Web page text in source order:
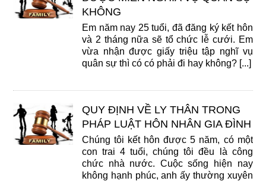
KHÔNG
Em năm nay 25 tuổi, đã đăng ký kết hôn
và 2 tháng nữa sẽ tổ chức lễ cưới. Em
vừa nhận được giấy triệu tập nghĩ vụ
quân sự thì có có phải đi hay không? [...]
QUY ĐỊNH VỀ LY THÂN TRONG
PHÁP LUẬT HÔN NHÂN GIA ĐÌNH
Chúng tôi kết hôn được 5 năm, có một
con trai 4 tuổi, chúng tôi đều là công
chức nhà nước. Cuộc sống hiện nay
không hạnh phúc, anh ấy thường xuyên